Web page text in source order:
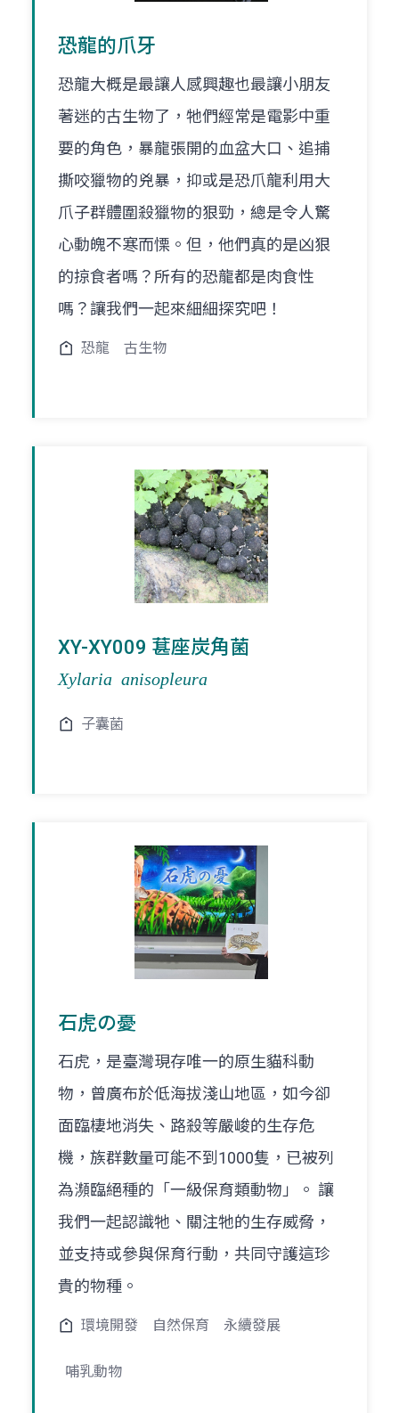
恐龍的爪牙
恐龍大概是最讓人感興趣也最讓小朋友
著迷的古生物了，牠們經常是電影中重
要的角色，暴龍張開的血盆大口、追捕
撕咬獵物的兇暴，抑或是恐爪龍利用大
爪子群體圍殺獵物的狠勁，總是令人驚
心動魄不寒而慄。但，他們真的是凶狠
的掠食者嗎？所有的恐龍都是肉食性
嗎？讓我們一起來細細探究吧！
恐龍 古生物
XY-XY009 葚座炭角菌
Xylaria anisopleura
子囊菌
石虎の憂
石虎，是臺灣現存唯一的原生貓科動
物，曾廣布於低海拔淺山地區，如今卻
面臨棲地消失、路殺等嚴峻的生存危
機，族群數量可能不到1000隻，已被列
為瀕臨絕種的「一級保育類動物」。 讓
我們一起認識牠、關注牠的生存威脅，
並支持或參與保育行動，共同守護這珍
貴的物種。
環境開發 自然保育 永續發展
哺乳動物